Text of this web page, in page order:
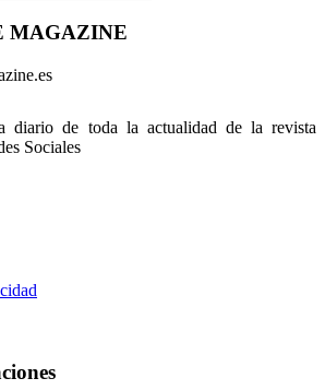
MAGAZINE
diario de toda la actualidad de la revista
Sociales